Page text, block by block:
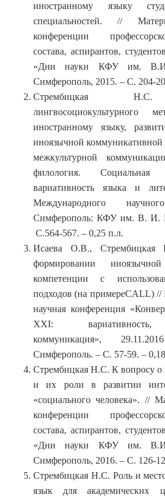
иностранному языку
специальностей. //
конференции профессорско-
состава, аспирантов,
«Дни науки КФУ им. В.И.
Симферополь, 2015. – С. 204-
Стрембицкая Н.С.
лингвосоциокультурного
иностранному языку,
иноязычной коммуникативной
межкультурной
филология.
вариативность языка и
Международного
Симферополь: КФУ им. В. И.
С.564-567. – 0,25 п.л.
Исаева О.В.,
формировании
компетенции с
подходов (на примереCALL)
научная конференция
ХХI: вариативность,
коммуникация»,
Симферополь. – С. 57-59. –
Стрембицкая Н.С. К вопросу
и их роли в развитии
«социального человека». //
конференции профессорско-
состава, аспирантов,
«Дни науки КФУ им. В.И.
Симферополь, 2016. – С. 126-
Стрембицкая Н.С. Роль и
язык для академических